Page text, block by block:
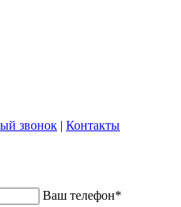
звонок | Контакты
Ваш телефон*